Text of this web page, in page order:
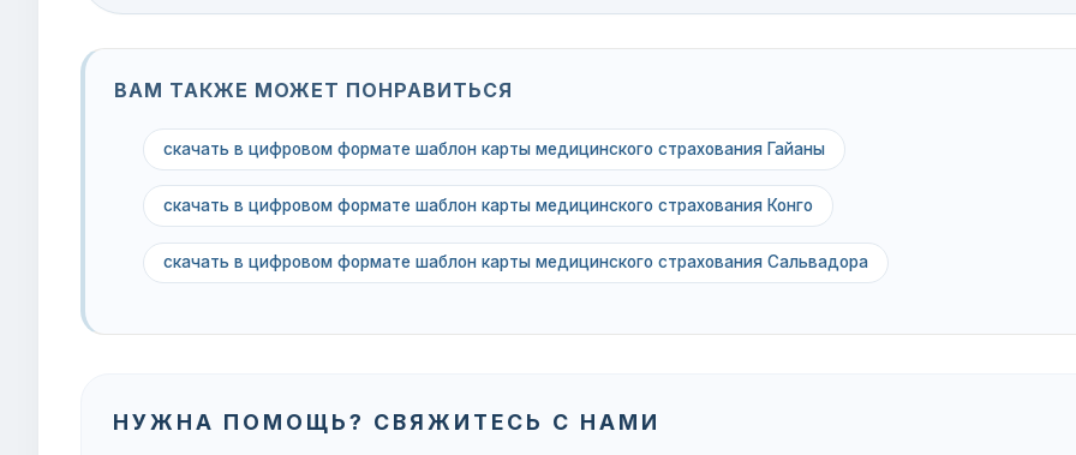
ВАМ ТАКЖЕ МОЖЕТ ПОНРАВИТЬСЯ
скачать в цифровом формате шаблон карты медицинского страхования Гайаны
скачать в цифровом формате шаблон карты медицинского страхования Конго
скачать в цифровом формате шаблон карты медицинского страхования Сальвадора
НУЖНА ПОМОЩЬ? СВЯЖИТЕСЬ С НАМИ